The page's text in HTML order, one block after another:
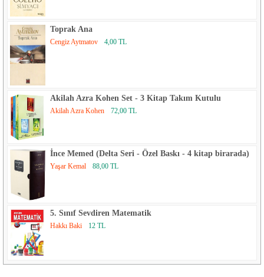
Toprak Ana
Cengiz Aytmatov 4,00 TL
Akilah Azra Kohen Set - 3 Kitap Takım Kutulu
Akilah Azra Kohen 72,00 TL
İnce Memed (Delta Seri - Özel Baskı - 4 kitap birarada)
Yaşar Kemal 88,00 TL
5. Sınıf Sevdiren Matematik
Hakkı Baki 12 TL